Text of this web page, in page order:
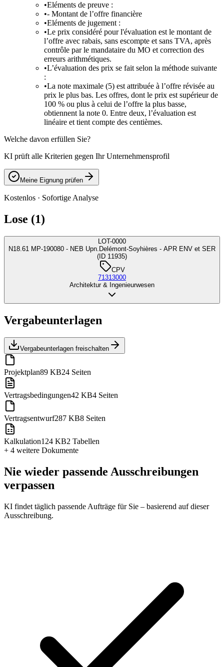
•Eléments de preuve :
•- Montant de l’offre financière
•Eléments de jugement :
•Le prix considéré pour l'évaluation est le montant de
l’offre avec rabais, sans escompte et sans TVA, après
contrôle par le mandataire du MO et correction des
erreurs arithmétiques.
•L’évaluation des prix se fait selon la méthode suivante
:
•La note maximale (5) est attribuée à l’offre révisée au
prix le plus bas. Les offres, dont le prix est supérieur de
100 % ou plus à celui de l’offre la plus basse,
obtiennent la note 0. Entre deux, l’évaluation est
linéaire et tient compte des centièmes.
Welche davon erfüllen Sie?
KI prüft alle Kriterien gegen Ihr Unternehmensprofil
Meine Eignung prüfen
Kostenlos · Sofortige Analyse
Lose (1)
LOT-0000
N18.61 MP-190080 - NEB Upn.Delémont-Soyhières - APR ENV et SER
(ID 11935)
CPV
71313000
Architektur & Ingenieurwesen
Vergabeunterlagen
Vergabeunterlagen freischalten
Projektplan89 KB24 Seiten
Vertragsbedingungen42 KB4 Seiten
Vertragsentwurf287 KB8 Seiten
Kalkulation124 KB2 Tabellen
+ 4 weitere Dokumente
Nie wieder passende Ausschreibungen
verpassen
KI findet täglich passende Aufträge für Sie – basierend auf dieser
Ausschreibung.